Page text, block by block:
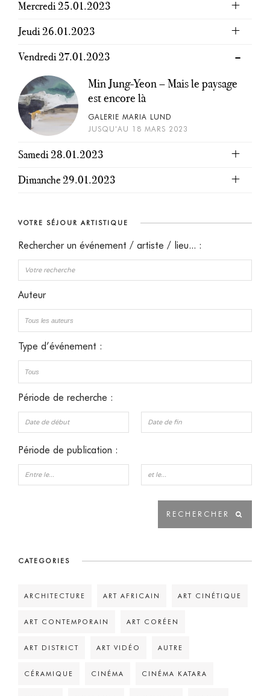
Mercredi 25.01.2023
Jeudi 26.01.2023
Vendredi 27.01.2023
Min Jung-Yeon – Mais le paysage
est encore là
GALERIE MARIA LUND
JUSQU'AU 18 MARS 2023
Samedi 28.01.2023
Dimanche 29.01.2023
VOTRE SÉJOUR ARTISTIQUE
Rechercher un événement / artiste / lieu... :
Auteur
Type d’événement :
Période de recherche :
Période de publication :
CATEGORIES
ARCHITECTURE ART AFRICAIN ART CINÉTIQUE
ART CONTEMPORAIN ART CORÉEN
ART DISTRICT ART VIDÉO AUTRE
CÉRAMIQUE CINÉMA CINÉMA KATARA